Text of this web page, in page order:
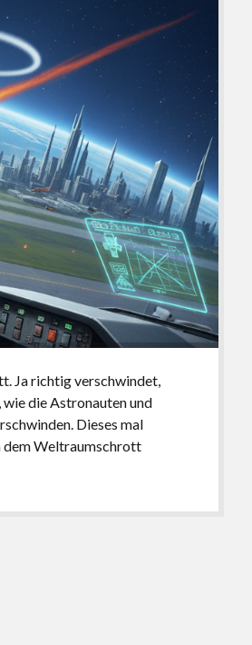
Ja richtig verschwindet,
die Astronauten und
Dieses mal
dem Weltraumschrott